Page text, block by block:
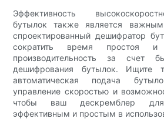
Эффективность
бутылок также является
спроектированный дешифратор
сократить время простоя
производительность за счет
дешифрования бутылок. Ищите
автоматическая подача
управление скоростью и
чтобы ваш дескремблер
эффективным и простым в